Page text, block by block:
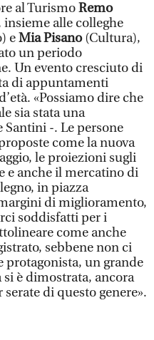
al TurismoRemo
alle colleghe
eMia Pisano(Cultura),
un periodo
Un evento cresciuto di
di appuntamenti
«Possiamo dire che
sia stata una
Santini -. Le persone
come la nuova
le proiezioni sugli
e anche il mercatino di
in piazza
di miglioramento,
soddisfatti per i
come anche
sebbene non ci
protagonista, un grande
si è dimostrata, ancora
di questo genere».